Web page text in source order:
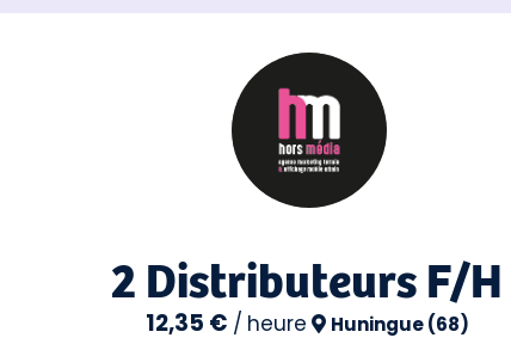
2 Distributeurs F/H
12,35 € / heure Huningue (68)